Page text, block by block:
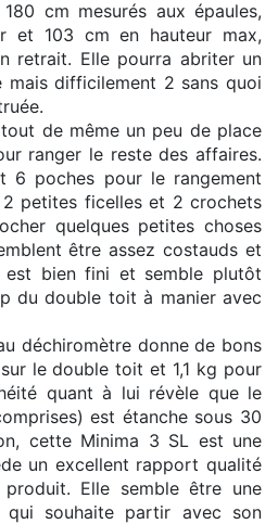
cm mesurés aux épaules,
et 103 cm en hauteur max,
retrait. Elle pourra abriter un
mais difficilement 2 sans quoi
de même un peu de place
ranger le reste des affaires.
6 poches pour le rangement
petites ficelles et 2 crochets
quelques petites choses
être assez costauds et
est bien fini et semble plutôt
du double toit à manier avec
déchiromètre donne de bons
le double toit et 1,1 kg pour
quant à lui révèle que le
est étanche sous 30
cette Minima 3 SL est une
un excellent rapport qualité
Elle semble être une
qui souhaite partir avec son